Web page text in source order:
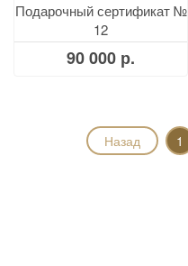
Подарочный сертификат №
12
90 000 р.
Назад 1